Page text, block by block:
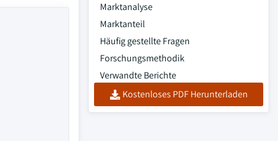
Marktanalyse
Marktanteil
Häufig gestellte Fragen
Forschungsmethodik
Verwandte Berichte
Kostenloses PDF Herunterladen